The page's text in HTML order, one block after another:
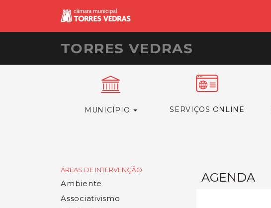
TORRES VEDRAS
MUNICÍPIO SERVIÇOS ONLINE
ÁREAS DE INTERVENÇÃO
Ambiente
Associativismo
AGENDA